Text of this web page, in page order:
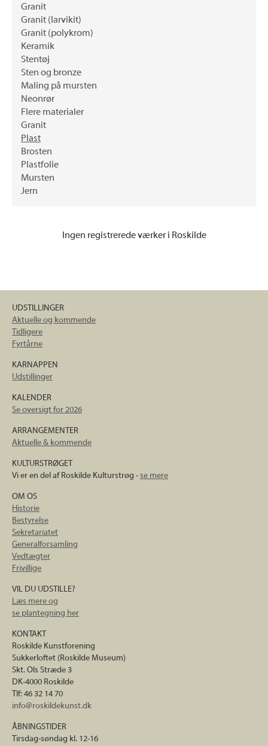
Granit
Granit (larvikit)
Granit (polykrom)
Keramik
Stentøj
Sten og bronze
Maling på mursten
Neonrør
Flere materialer
Granit
Plast
Brosten
Plastfolie
Mursten
Jern
Ingen registrerede værker i Roskilde
UDSTILLINGER
Aktuelle og kommende
Tidligere
Fyrtårne
KARNAPPEN
Udstillinger
KALENDER
Se oversigt for 2026
ARRANGEMENTER
Aktuelle & kommende
KULTURSTRØGET
Vi er en del af Roskilde Kulturstrøg -se mere
OM OS
Historie
Bestyrelse
Sekretariatet
Generalforsamling
Vedtægter
Frivillige
VIL DU UDSTILLE?
Læs mere og
se plantegning her
KONTAKT
Roskilde Kunstforening
Sukkerloftet (Roskilde Museum)
Skt. Ols Stræde 3
DK-4000 Roskilde
Tlf: 46 32 14 70
info@roskildekunst.dk
ÅBNINGSTIDER
Tirsdag-søndag kl. 12-16